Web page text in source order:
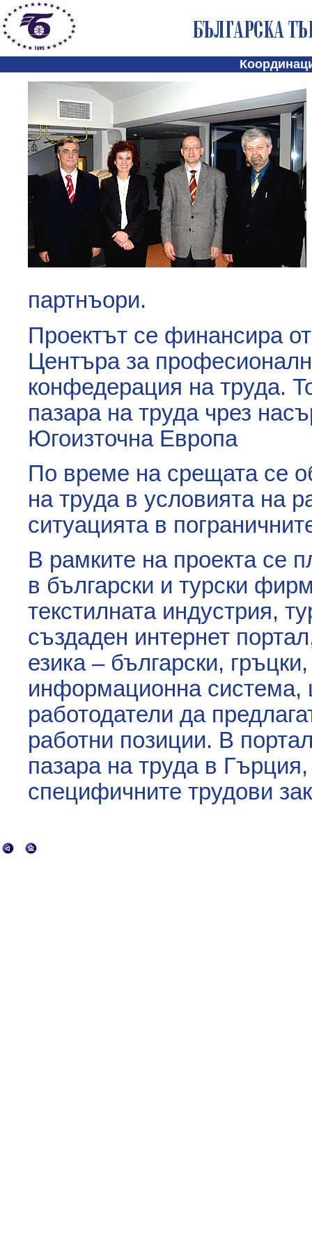
партнъори.
Проектът се финансира
Центъра за
конфедерация на труда.
пазара на труда чрез
Югоизточна Европа
По време на срещата се
на труда в условията на
ситуацията в
В рамките на проекта се
в български и турски
текстилната индустрия,
създаден интернет
езика – български,
информационна
работодатели да
работни позиции. В
пазара на труда в
специфичните трудови